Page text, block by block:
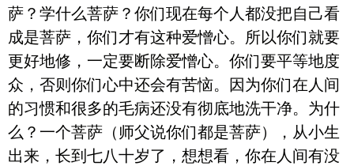
萨？学什么菩萨？你们现在每个人都没把自己看
成是菩萨，你们才有这种爱憎心。所以你们就要
更好地修，一定要断除爱憎心。你们要平等地度
众，否则你们心中还会有苦恼。因为你们在人间
的习惯和很多的毛病还没有彻底地洗干净。为什
么？一个菩萨（师父说你们都是菩萨），从小生
出来，长到七八十岁了，想想看，你在人间有没